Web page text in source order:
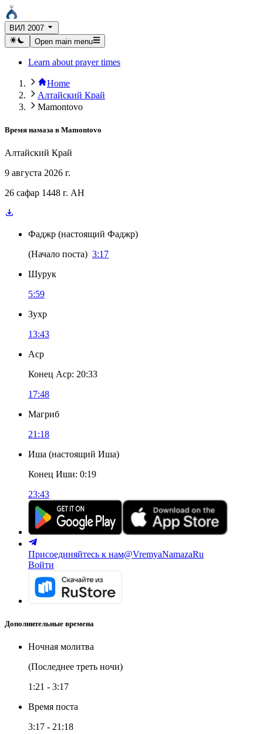
ВИЛ 2007
Open main menu
Learn about prayer times
Home
Алтайский Край
Mamontovo
Время намаза в Mamontovo
Алтайский Край
9 августа 2026 г.
26 сафар 1448 г. AH
Фаджр (настоящий Фаджр)
(Начало поста) 3:17
Шурук
5:59
Зухр
13:43
Аср
Конец Аср: 20:33
17:48
Магриб
21:18
Иша (настоящий Иша)
Конец Иши: 0:19
23:43
Присоединяйтесь к нам@VremyaNamazaRu
Войти
Дополнительные времена
Ночная молитва
(Последнее треть ночи)
1:21 - 3:17
Время поста
3:17 - 21:18